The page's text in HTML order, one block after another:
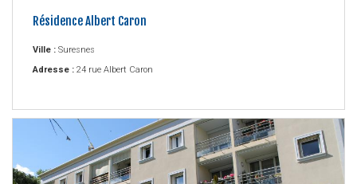
Résidence Albert Caron
Ville : Suresnes
Adresse : 24 rue Albert Caron